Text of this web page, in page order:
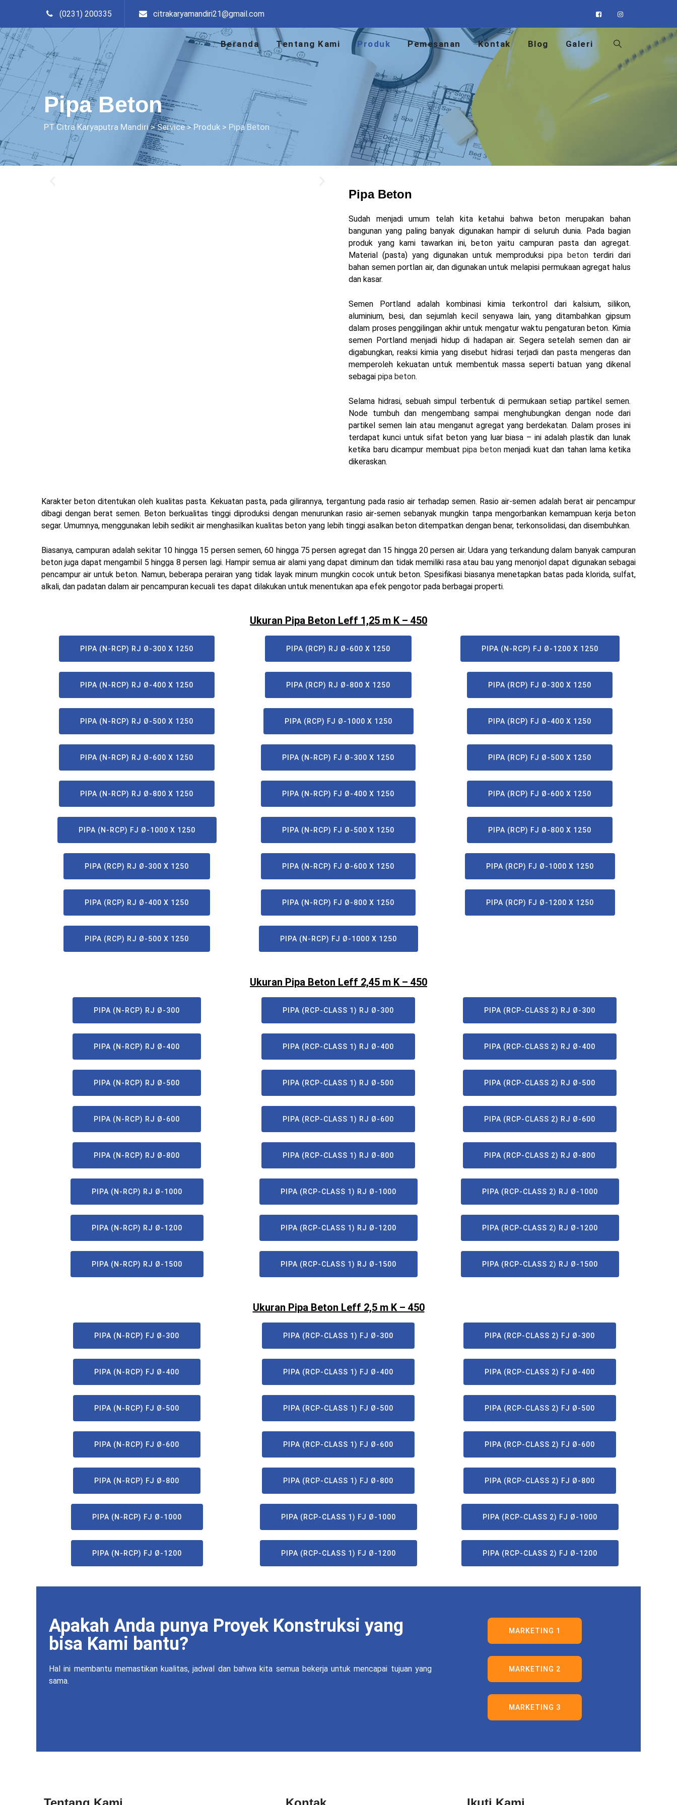
(0231) 200335 citrakaryamandiri21@gmail.com
Beranda Tentang Kami Produk Pemesanan Kontak Blog Galeri
Pipa Beton
PT Citra Karyaputra Mandiri>Service>Produk > Pipa Beton
Pipa Beton
Sudah menjadi umum telah kita ketahui bahwa beton merupakan bahan
bangunan yang paling banyak digunakan hampir di seluruh dunia. Pada bagian
produk yang kami tawarkan ini, beton yaitu campuran pasta dan agregat.
Material (pasta) yang digunakan untuk memproduksipipa beton terdiri dari
bahan semen portlan air, dan digunakan untuk melapisi permukaan agregat halus
dan kasar.
Semen Portland adalah kombinasi kimia terkontrol dari kalsium, silikon,
aluminium, besi, dan sejumlah kecil senyawa lain, yang ditambahkan gipsum
dalam proses penggilingan akhir untuk mengatur waktu pengaturan beton. Kimia
semen Portland menjadi hidup di hadapan air. Segera setelah semen dan air
digabungkan, reaksi kimia yang disebut hidrasi terjadi dan pasta mengeras dan
memperoleh kekuatan untuk membentuk massa seperti batuan yang dikenal
sebagai pipa beton.
Selama hidrasi, sebuah simpul terbentuk di permukaan setiap partikel semen.
Node tumbuh dan mengembang sampai menghubungkan dengan node dari
partikel semen lain atau menganut agregat yang berdekatan. Dalam proses ini
terdapat kunci untuk sifat beton yang luar biasa – ini adalah plastik dan lunak
ketika baru dicampur membuatpipa betonmenjadi kuat dan tahan lama ketika
dikeraskan.
Karakter beton ditentukan oleh kualitas pasta. Kekuatan pasta, pada gilirannya, tergantung pada rasio air terhadap semen. Rasio air-semen adalah berat air pencampur
dibagi dengan berat semen. Beton berkualitas tinggi diproduksi dengan menurunkan rasio air-semen sebanyak mungkin tanpa mengorbankan kemampuan kerja beton
segar. Umumnya, menggunakan lebih sedikit air menghasilkan kualitas beton yang lebih tinggi asalkan beton ditempatkan dengan benar, terkonsolidasi, dan disembuhkan.
Biasanya, campuran adalah sekitar 10 hingga 15 persen semen, 60 hingga 75 persen agregat dan 15 hingga 20 persen air. Udara yang terkandung dalam banyak campuran
beton juga dapat mengambil 5 hingga 8 persen lagi. Hampir semua air alami yang dapat diminum dan tidak memiliki rasa atau bau yang menonjol dapat digunakan sebagai
pencampur air untuk beton. Namun, beberapa perairan yang tidak layak minum mungkin cocok untuk beton. Spesifikasi biasanya menetapkan batas pada klorida, sulfat,
alkali, dan padatan dalam air pencampuran kecuali tes dapat dilakukan untuk menentukan apa efek pengotor pada berbagai properti.
Ukuran Pipa Beton Leff 1,25 m K – 450
PIPA (N-RCP) RJ Ø-300 X 1250
PIPA (N-RCP) RJ Ø-400 X 1250
PIPA (N-RCP) RJ Ø-500 X 1250
PIPA (N-RCP) RJ Ø-600 X 1250
PIPA (N-RCP) RJ Ø-800 X 1250
PIPA (N-RCP) FJ Ø-1000 X 1250
PIPA (RCP) RJ Ø-300 X 1250
PIPA (RCP) RJ Ø-400 X 1250
PIPA (RCP) RJ Ø-500 X 1250
PIPA (RCP) RJ Ø-600 X 1250
PIPA (RCP) RJ Ø-800 X 1250
PIPA (RCP) FJ Ø-1000 X 1250
PIPA (N-RCP) FJ Ø-300 X 1250
PIPA (N-RCP) FJ Ø-400 X 1250
PIPA (N-RCP) FJ Ø-500 X 1250
PIPA (N-RCP) FJ Ø-600 X 1250
PIPA (N-RCP) FJ Ø-800 X 1250
PIPA (N-RCP) FJ Ø-1000 X 1250
PIPA (N-RCP) FJ Ø-1200 X 1250
PIPA (RCP) FJ Ø-300 X 1250
PIPA (RCP) FJ Ø-400 X 1250
PIPA (RCP) FJ Ø-500 X 1250
PIPA (RCP) FJ Ø-600 X 1250
PIPA (RCP) FJ Ø-800 X 1250
PIPA (RCP) FJ Ø-1000 X 1250
PIPA (RCP) FJ Ø-1200 X 1250
Ukuran Pipa Beton Leff 2,45 m K – 450
PIPA (N-RCP) RJ Ø-300
PIPA (N-RCP) RJ Ø-400
PIPA (N-RCP) RJ Ø-500
PIPA (N-RCP) RJ Ø-600
PIPA (N-RCP) RJ Ø-800
PIPA (N-RCP) RJ Ø-1000
PIPA (N-RCP) RJ Ø-1200
PIPA (N-RCP) RJ Ø-1500
PIPA (RCP-CLASS 1) RJ Ø-300
PIPA (RCP-CLASS 1) RJ Ø-400
PIPA (RCP-CLASS 1) RJ Ø-500
PIPA (RCP-CLASS 1) RJ Ø-600
PIPA (RCP-CLASS 1) RJ Ø-800
PIPA (RCP-CLASS 1) RJ Ø-1000
PIPA (RCP-CLASS 1) RJ Ø-1200
PIPA (RCP-CLASS 1) RJ Ø-1500
PIPA (RCP-CLASS 2) RJ Ø-300
PIPA (RCP-CLASS 2) RJ Ø-400
PIPA (RCP-CLASS 2) RJ Ø-500
PIPA (RCP-CLASS 2) RJ Ø-600
PIPA (RCP-CLASS 2) RJ Ø-800
PIPA (RCP-CLASS 2) RJ Ø-1000
PIPA (RCP-CLASS 2) RJ Ø-1200
PIPA (RCP-CLASS 2) RJ Ø-1500
Ukuran Pipa Beton Leff 2,5 m K – 450
PIPA (N-RCP) FJ Ø-300
PIPA (N-RCP) FJ Ø-400
PIPA (N-RCP) FJ Ø-500
PIPA (N-RCP) FJ Ø-600
PIPA (N-RCP) FJ Ø-800
PIPA (N-RCP) FJ Ø-1000
PIPA (N-RCP) FJ Ø-1200
PIPA (RCP-CLASS 1) FJ Ø-300
PIPA (RCP-CLASS 1) FJ Ø-400
PIPA (RCP-CLASS 1) FJ Ø-500
PIPA (RCP-CLASS 1) FJ Ø-600
PIPA (RCP-CLASS 1) FJ Ø-800
PIPA (RCP-CLASS 1) FJ Ø-1000
PIPA (RCP-CLASS 1) FJ Ø-1200
PIPA (RCP-CLASS 2) FJ Ø-300
PIPA (RCP-CLASS 2) FJ Ø-400
PIPA (RCP-CLASS 2) FJ Ø-500
PIPA (RCP-CLASS 2) FJ Ø-600
PIPA (RCP-CLASS 2) FJ Ø-800
PIPA (RCP-CLASS 2) FJ Ø-1000
PIPA (RCP-CLASS 2) FJ Ø-1200
Apakah Anda punya Proyek Konstruksi yang
bisa Kami bantu?
Hal ini membantu memastikan kualitas, jadwal dan bahwa kita semua bekerja untuk mencapai tujuan yang
sama.
MARKETING 1
MARKETING 2
MARKETING 3